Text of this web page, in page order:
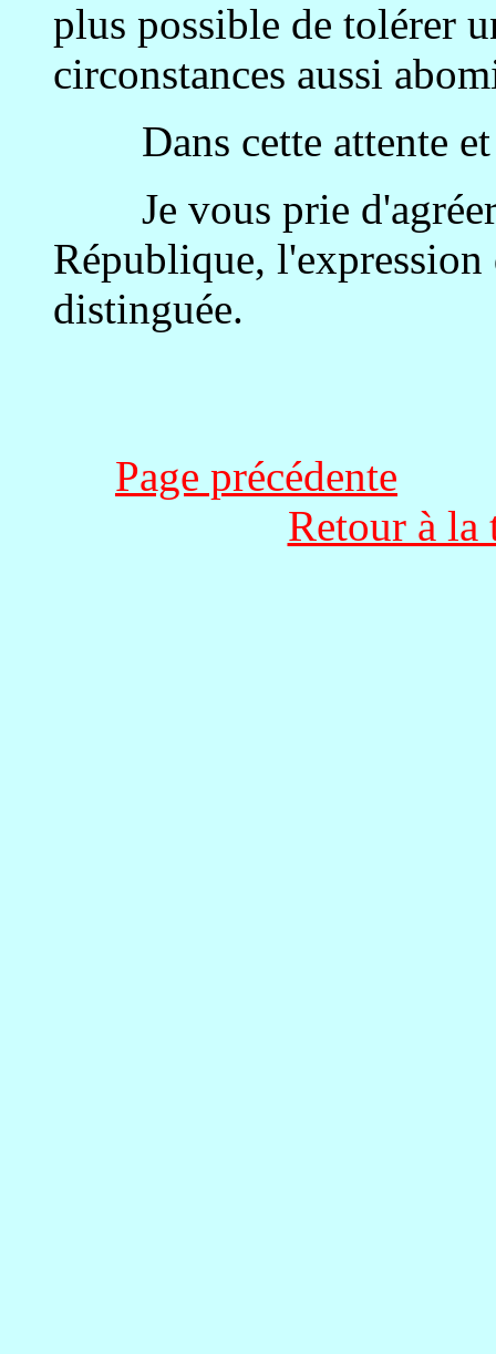
plus possible de tolérer
circonstances aussi
Dans cette attente et
Je vous prie d'agréer,
République,
distinguée.
Page précédente
Retour à la